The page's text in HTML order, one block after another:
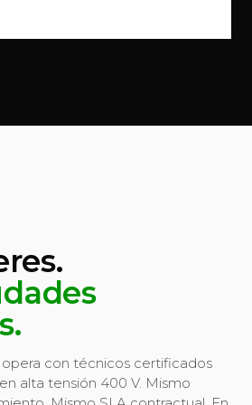
opera con técnicos certificados
alta tensión 400 V. Mismo